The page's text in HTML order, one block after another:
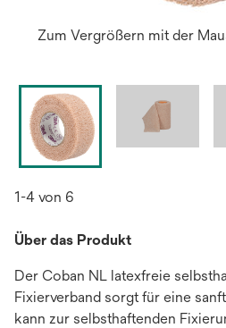
Zum Vergrößern mit der
1-4 von 6
Über das Produkt
Der Coban NL latexfreie
Fixierverband sorgt für eine
kann zur selbsthaftenden